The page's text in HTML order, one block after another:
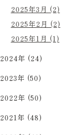
2025年3月 (2)
2025年2月 (2)
2025年1月 (1)
2024年 (24)
2023年 (50)
2022年 (50)
2021年 (48)